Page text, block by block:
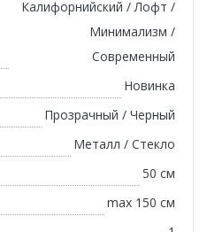
Калифорнийский / Лофт /
Минимализм /
Современный
Новинка
Прозрачный / Черный
Металл / Стекло
50 см
max 150 см